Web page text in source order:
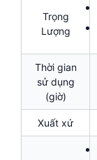
Trọng
Lượng
Thời gian
sử dụng
(giờ)
Xuất xứ